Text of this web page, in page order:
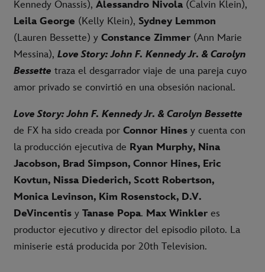
Kennedy Onassis), Alessandro Nivola (Calvin Klein),
Leila George (Kelly Klein), Sydney Lemmon
(Lauren Bessette) y Constance Zimmer (Ann Marie
Messina), Love Story: John F. Kennedy Jr. & Carolyn
Bessette traza el desgarrador viaje de una pareja cuyo
amor privado se convirtió en una obsesión nacional.
Love Story: John F. Kennedy Jr. & Carolyn Bessette
de FX ha sido creada por Connor Hines y cuenta con
la producción ejecutiva de Ryan Murphy, Nina
Jacobson, Brad Simpson, Connor Hines, Eric
Kovtun, Nissa Diederich, Scott Robertson,
Monica Levinson, Kim Rosenstock, D.V.
DeVincentis y Tanase Popa. Max Winkler es
productor ejecutivo y director del episodio piloto. La
miniserie está producida por 20th Television.